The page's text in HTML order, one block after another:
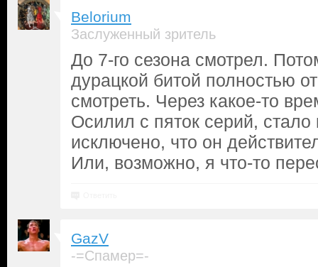
Belorium
Заслуженный зритель
До 7-го сезона смотрел.
дурацкой битой полностью
смотреть. Через какое-то
Осилил с пяток серий, стало
исключено, что он
Или, возможно, я что-то
GazV
-=Спамер=-